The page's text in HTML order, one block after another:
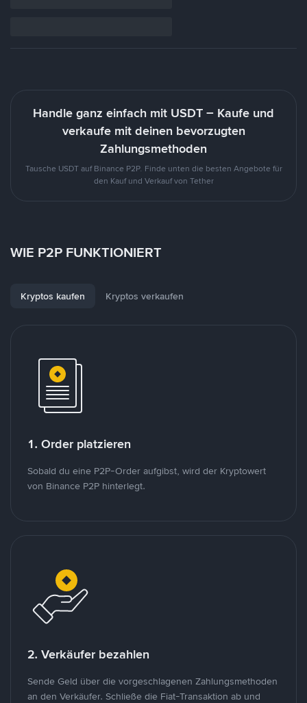
Handle ganz einfach mit USDT – Kaufe und
verkaufe mit deinen bevorzugten
Zahlungsmethoden
Tausche USDT auf Binance P2P. Finde unten die besten Angebote für
den Kauf und Verkauf von Tether
WIE P2P FUNKTIONIERT
Kryptos kaufen Kryptos verkaufen
1. Order platzieren
Sobald du eine P2P-Order aufgibst, wird der Kryptowert
von Binance P2P hinterlegt.
2. Verkäufer bezahlen
Sende Geld über die vorgeschlagenen Zahlungsmethoden
an den Verkäufer. Schließe die Fiat-Transaktion ab und